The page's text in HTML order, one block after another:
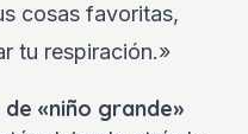
cosas favoritas,
tu respiración.»
«niño grande»